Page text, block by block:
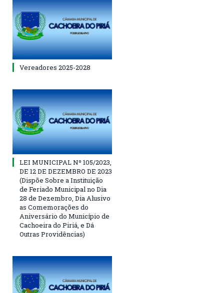
Vereadores 2025-2028
LEI MUNICIPAL Nº 105/2023,
DE 12 DE DEZEMBRO DE 2023
(Dispõe Sobre a Instituição
de Feriado Municipal no Dia
28 de Dezembro, Dia Alusivo
as Comemorações do
Aniversário do Município de
Cachoeira do Piriá, e Dá
Outras Providências)